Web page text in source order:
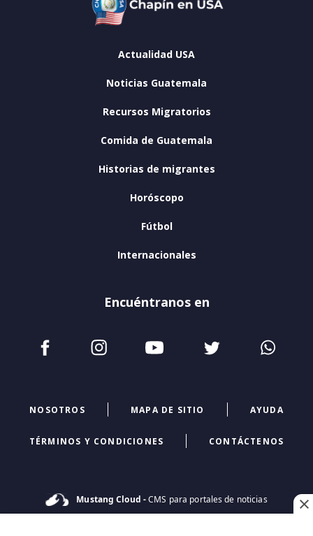
Actualidad USA
Noticias Guatemala
Recursos Migratorios
Comida de Guatemala
Historias de migrantes
Horóscopo
Fútbol
Internacionales
Encuéntranos en
NOSOTROS MAPA DE SITIO AYUDA
TÉRMINOS Y CONDICIONES CONTÁCTENOS
Mustang Cloud -CMS para portales de noticias